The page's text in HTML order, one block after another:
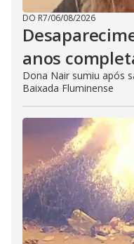
DO R7/06/08/2026
anos
Dona Nair sumiu após
Baixada Fluminense